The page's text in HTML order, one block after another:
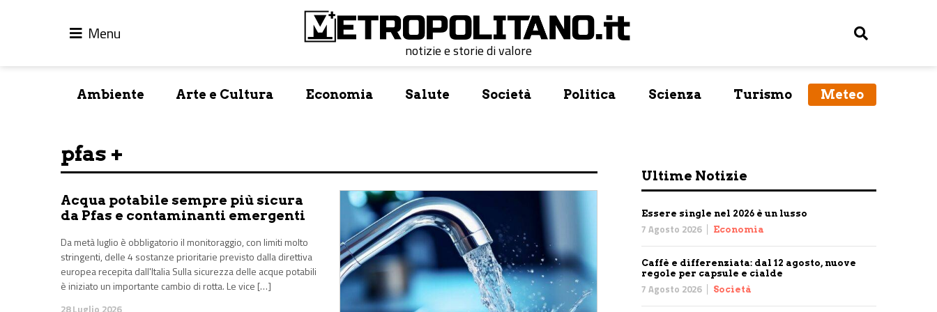
Menu
notizie e storie di valore
Ambiente Arte e Cultura Economia Salute Società Politica Scienza Turismo Meteo
pfas +
Acqua potabile sempre più sicura
da Pfas e contaminanti emergenti
Da metà luglio è obbligatorio il monitoraggio, con limiti molto
stringenti, delle 4 sostanze prioritarie previsto dalla direttiva
europea recepita dall'Italia Sulla sicurezza delle acque potabili
è iniziato un importante cambio di rotta. Le vice […]
28 Luglio 2026
Ultime Notizie
Essere single nel 2026 è un lusso
7 Agosto 2026 Economia
Caffè e differenziata: dal 12 agosto, nuove
regole per capsule e cialde
7 Agosto 2026 Società